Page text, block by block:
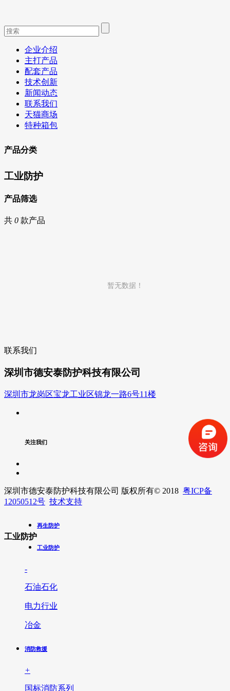
企业介绍
主打产品
配套产品
技术创新
新闻动态
联系我们
天猫商场
特种箱包
产品分类
工业防护
产品筛选
共 0 款产品
暂无数据！
联系我们
深圳市德安泰防护科技有限公司
深圳市龙岗区宝龙工业区锦龙一路6号11楼
关注我们
深圳市德安泰防护科技有限公司 版权所有© 2018 粤ICP备
12050512号 技术支持
工业防护
再生防护
工业防护
-
石油石化
电力行业
冶金
消防救援
+
国标消防系列